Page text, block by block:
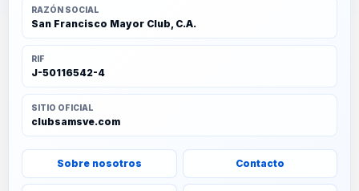
RAZÓN SOCIAL
San Francisco Mayor Club, C.A.
RIF
J-50116542-4
SITIO OFICIAL
clubsamsve.com
Sobre nosotros Contacto